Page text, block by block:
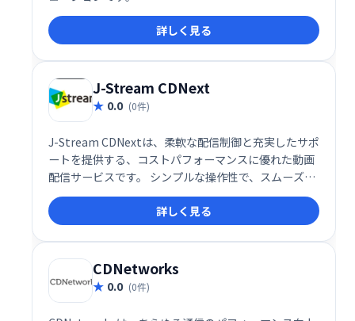
詳しく見る
J-Stream CDNext
0.0 (0件)
J-Stream CDNextは、柔軟な配信制御と充実したサポ
ートを提供する、コストパフォーマンスに優れた動画
配信サービスです。 シンプルな操作性で、スムーズな
配信を実現。安心してご利用いただける、信頼性の高
いプラットフォームです。詳しく見る
CDNetworks
0.0 (0件)